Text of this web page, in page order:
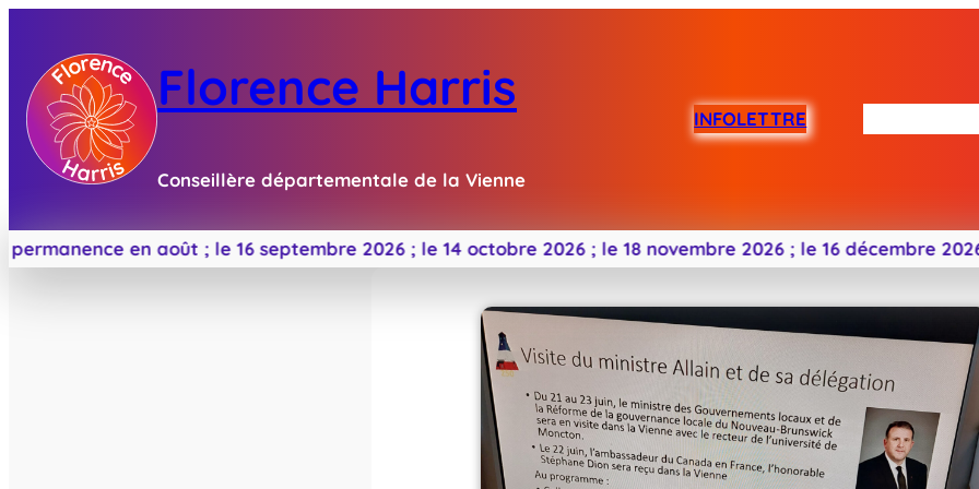
Florence Harris
Conseillère départementale de la Vienne
INFOLETTRE
en août ; le 16 septembre 2026 ; le 14 octobre 2026 ; le 18 novembre 2026 ; le 16 décembre 2026